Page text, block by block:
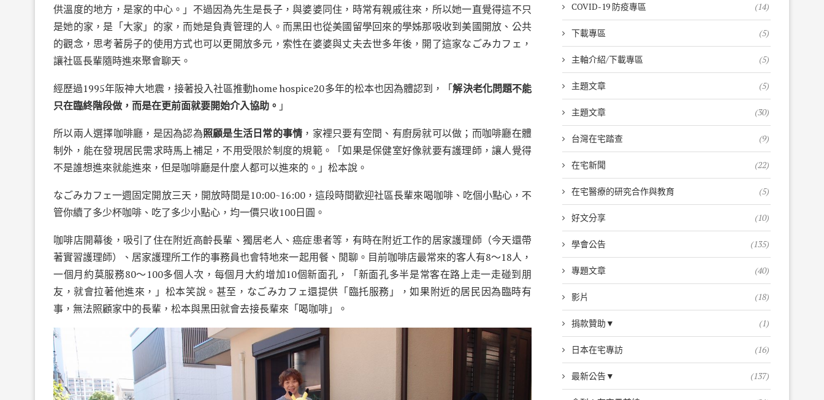
供溫度的地方，是家的中心。」不過因為先生是長子，與婆婆同住，時常有親戚往來，所以她一直覺得這不只
是她的家，是「大家」的家，而她是負責管理的人。而黑田也從美國留學回來的學姊那吸收到美國開放、公共
的觀念，思考著房子的使用方式也可以更開放多元，索性在婆婆與丈夫去世多年後，開了這家なごみカフェ，
讓社區長輩隨時進來聚會聊天。
經歷過1995年阪神大地震，接著投入社區推動home hospice20多年的松本也因為體認到，「解決老化問題不能
只在臨終階段做，而是在更前面就要開始介入協助。 」
所以兩人選擇咖啡廳，是因為認為照顧是生活日常的事情 ，家裡只要有空間、有廚房就可以做；而咖啡廳在體
制外，能在發現居民需求時馬上補足，不用受限於制度的規範。「如果是保健室好像就要有護理師，讓人覺得
不是誰想進來就能進來，但是咖啡廳是什麼人都可以進來的。」松本說。
なごみカフェ一週固定開放三天，開放時間是10:00~16:00，這段時間歡迎社區長輩來喝咖啡、吃個小點心，不
管你續了多少杯咖啡、吃了多少小點心，均一價只收100日圓。
咖啡店開幕後，吸引了住在附近高齡長輩、獨居老人、癌症患者等，有時在附近工作的居家護理師（今天還帶
著實習護理師）、居家護理所工作的事務員也會特地來一起用餐、閒聊。目前咖啡店最常來的客人有8～18人，
一個月約莫服務80～100多個人次，每個月大約增加10個新面孔，「新面孔多半是常客在路上走一走碰到朋
友，就會拉著他進來，」松本笑說。甚至，なごみカフェ還提供「臨托服務」，如果附近的居民因為臨時有
事，無法照顧家中的長輩，松本與黑田就會去接長輩來「喝咖啡」。
COVID-19 防疫專區 (14)
下載專區 (5)
主軸介紹/下載專區 (5)
主題文章 (5)
主題文章 (30)
台灣在宅踏查 (9)
在宅新聞 (22)
在宅醫療的研究合作與教育 (5)
好文分享 (10)
學會公告 (135)
專題文章 (40)
影片 (18)
捐款贊助▼ (1)
日本在宅專訪 (16)
最新公告▼ (137)